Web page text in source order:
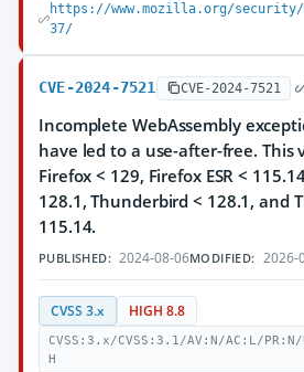
https://www.mozilla.org/security/
37/
CVE-2024-7521 CVE-2024-7521
Incomplete WebAssembly
have led to a use-after-free. This
Firefox < 129, Firefox ESR <
128.1, Thunderbird < 128.1, and
115.14.
PUBLISHED: 2024-08-06MODIFIED: 2026-
CVSS 3.x HIGH 8.8
CVSS:3.x/CVSS:3.1/AV:N/AC:L/
H